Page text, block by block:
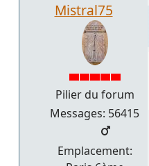
Mistral75
Pilier du forum
Messages: 56415
Emplacement: